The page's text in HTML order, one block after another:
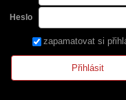
Heslo
zapamatovat si